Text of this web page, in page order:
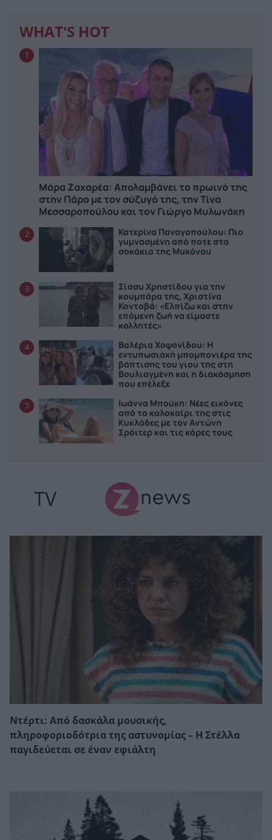
WHAT'S HOT
1
Μάρα Ζαχαρέα: Απολαμβάνει το πρωινό της
στην Πάρο με τον σύζυγό της, την Τίνα
Μεσσαροπούλου και τον Γιώργο Μυλωνάκη
2
Κατερίνα Παναγοπούλου: Πιο
γυμνασμένη από ποτε στα
σοκάκια της Μυκόνου
3
Σίσσυ Χρηστίδου για την
κουμπάρα της, Xριστίνα
Κοντοβά: «Ελπίζω και στην
επόμενη ζωή να είμαστε
κολλητές»
4
Βαλέρια Χοψονίδου: Η
εντυπωσιακή μπομπονιέρα της
βάπτισης του γιου της στη
Βουλιαγμένη και η διακόσμηση
που επέλεξε
5
Ιωάννα Μπούκη: Νέες εικόνες
από το καλοκαίρι της στις
Κυκλάδες με τον Αντώνη
Σρόιτερ και τις κόρες τους
TV
Ντέρτι: Από δασκάλα μουσικής,
πληροφοριοδότρια της αστυνομίας – Η Στέλλα
παγιδεύεται σε έναν εφιάλτη